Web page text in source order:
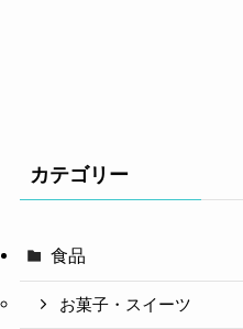
カテゴリー
食品
お菓子・スイーツ